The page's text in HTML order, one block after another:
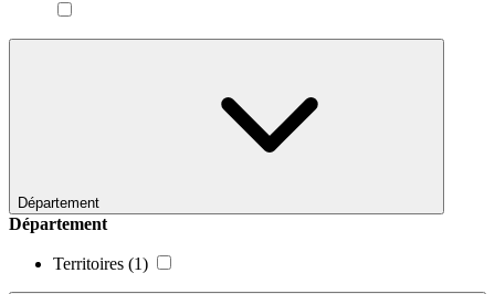
Département
Département
Territoires (1)